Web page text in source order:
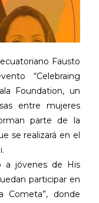
Fausto
“Celebraing
Foundation, un
entre mujeres
parte de la
se realizará en el
a jóvenes de His
participar en
Cometa”, donde